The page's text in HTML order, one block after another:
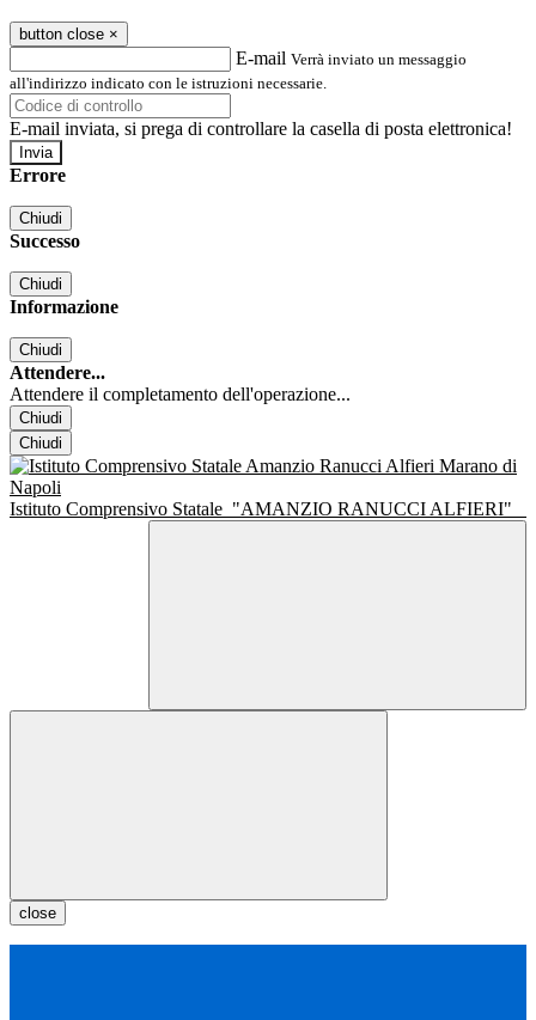
button close ×
E-mail Verrà inviato un messaggio
all'indirizzo indicato con le istruzioni necessarie.
E-mail inviata, si prega di controllare la casella di posta elettronica!
Errore
Chiudi
Successo
Chiudi
Informazione
Chiudi
Attendere...
Attendere il completamento dell'operazione...
Chiudi
Chiudi
Istituto Comprensivo Statale "AMANZIO RANUCCI ALFIERI"
close